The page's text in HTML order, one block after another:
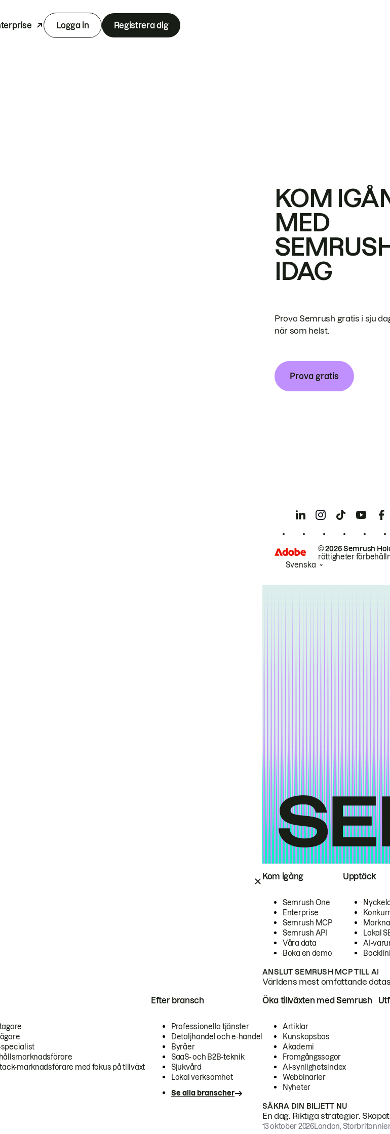
Logga in Registrera dig
Kom igång
Semrush One
Enterprise
Semrush MCP
Semrush API
Våra data
Boka en demo
Upptäck
Lokal
AI-
ANSLUT SEMRUSH MCP TILL AI
Världens mest omfattande
specialist
marknadsförare med fokus på tillväxt
Efter bransch
Professionella tjänster
Detaljhandel och e-handel
Byråer
SaaS- och B2B-teknik
Sjukvård
Lokal verksamhet
Se alla branscher
Öka tillväxten med Semrush
Artiklar
Kunskapsbas
Akademi
Framgångssagor
AI-synlighetsindex
Webbinarier
Nyheter
SÄKRA DIN BILJETT NU
En dag. Riktiga strategier.
13 oktober 2026London,
KOM
MED
IDAG
Prova Semrush gratis i sju
när som helst.
Prova gratis
© 2026 Semrush
rättigheter
Svenska